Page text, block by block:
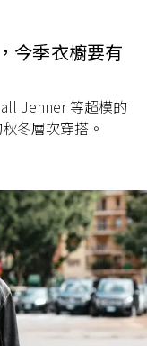
今季衣櫥要有
Jenner 等超模的
冬層次穿搭。